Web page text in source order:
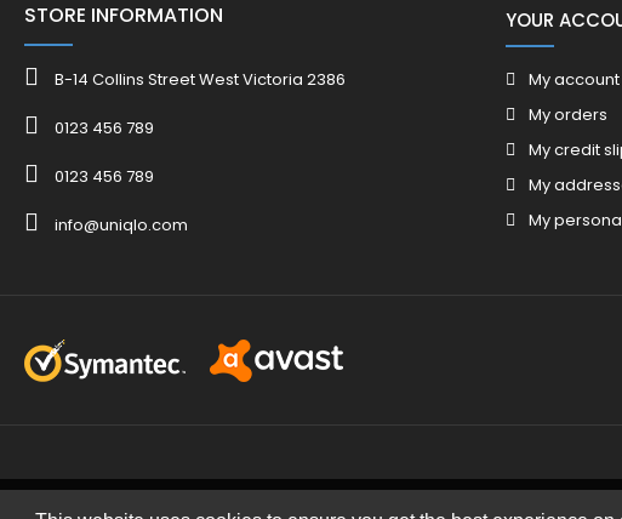
STORE INFORMATION
B-14 Collins Street West Victoria 2386
0123 456 789
0123 456 789
info@uniqlo.com
YOUR
My account
My orders
My credit
My
My